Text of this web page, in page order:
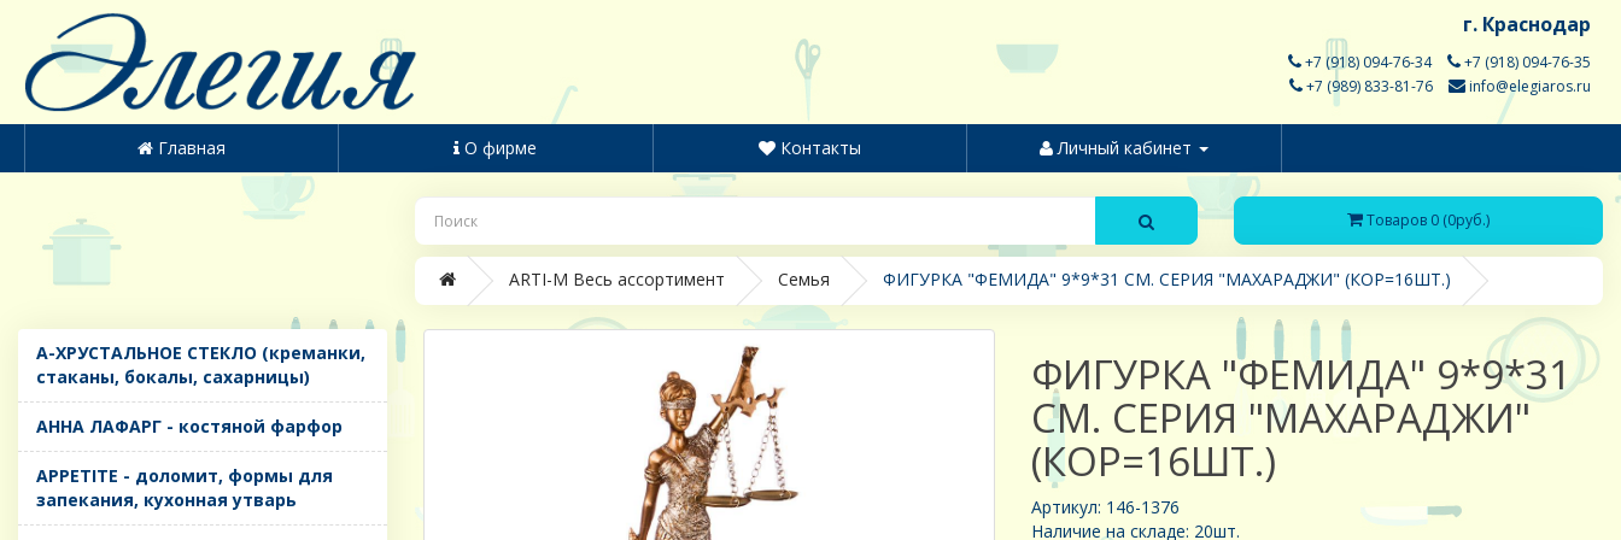
г. Краснодар
+7 (918) 094-76-34
+7 (918) 094-76-35
+7 (989) 833-81-76
info@elegiaros.ru
Главная О фирме Контакты Личный кабинет
Товаров 0 (0руб.)
ARTI-M Весь ассортимент Семья ФИГУРКА "ФЕМИДА" 9*9*31 СМ. СЕРИЯ "МАХАРАДЖИ" (КОР=16ШТ.)
A-ХРУСТАЛЬНОЕ СТЕКЛО (креманки,
стаканы, бокалы, сахарницы)
AHHA ЛАФАРГ - костяной фарфор
APPETITE - доломит, формы для
запекания, кухонная утварь
ФИГУРКА "ФЕМИДА" 9*9*31
СМ. СЕРИЯ "МАХАРАДЖИ"
(КОР=16ШТ.)
Артикул: 146-1376
Наличие на складе: 20шт.